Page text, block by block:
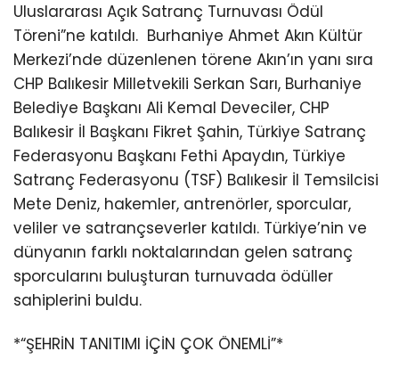
Uluslararası Açık Satranç Turnuvası Ödül
Töreni”ne katıldı. Burhaniye Ahmet Akın Kültür
Merkezi’nde düzenlenen törene Akın’ın yanı sıra
CHP Balıkesir Milletvekili Serkan Sarı, Burhaniye
Belediye Başkanı Ali Kemal Deveciler, CHP
Balıkesir İl Başkanı Fikret Şahin, Türkiye Satranç
Federasyonu Başkanı Fethi Apaydın, Türkiye
Satranç Federasyonu (TSF) Balıkesir İl Temsilcisi
Mete Deniz, hakemler, antrenörler, sporcular,
veliler ve satrançseverler katıldı. Türkiye’nin ve
dünyanın farklı noktalarından gelen satranç
sporcularını buluşturan turnuvada ödüller
sahiplerini buldu.
*“ŞEHRİN TANITIMI İÇİN ÇOK ÖNEMLİ”*